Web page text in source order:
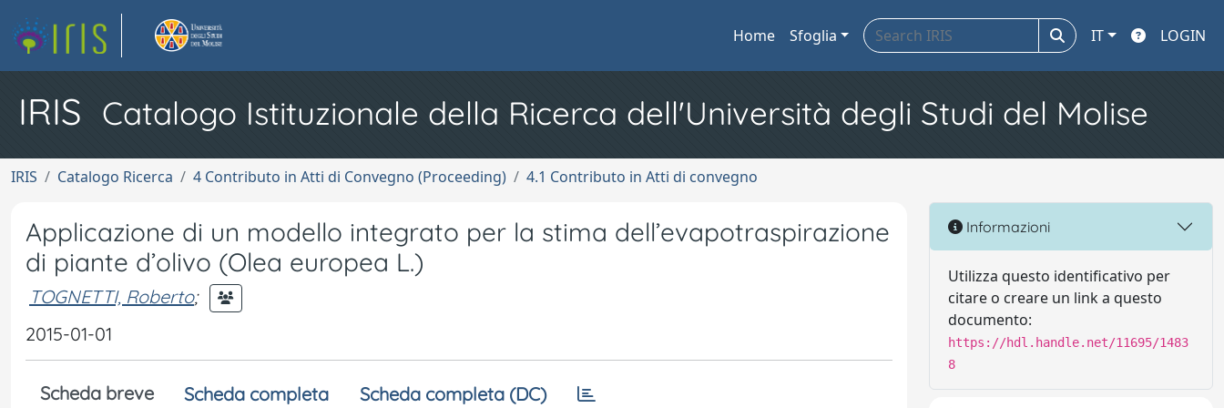
Home Sfoglia IT LOGIN
IRIS Catalogo Istituzionale della Ricerca dell'Università degli Studi del Molise
IRIS Catalogo Ricerca 4 Contributo in Atti di Convegno (Proceeding) 4.1 Contributo in Atti di convegno
Applicazione di un modello integrato per la stima dell’evapotraspirazione
di piante d’olivo (Olea europea L.)
TOGNETTI, Roberto;
2015-01-01
Scheda breve Scheda completa Scheda completa (DC)
Informazioni
Utilizza questo identificativo per
citare o creare un link a questo
documento:
https://hdl.handle.net/11695/1483
8